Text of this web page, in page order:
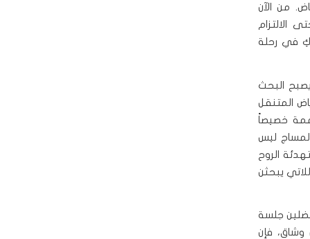
من الآن
الالتزام
في رحلة
يصبح البحث
المتنقل
خصيصاً
ليس
الروح
يبحثن
جلسة
وشاق، فإن